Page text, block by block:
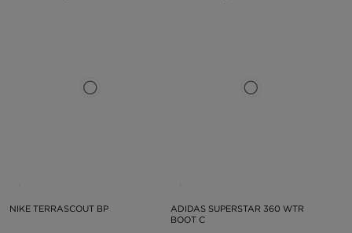
NIKE TERRASCOUT BP
ADIDAS SUPERSTAR 360 WTR
BOOT C